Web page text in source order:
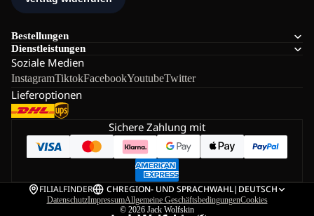
Bestellungen
Dienstleistungen
Soziale Medien
InstagramTiktokFacebookYoutubeTwitter
Lieferoptionen
Sichere Zahlung mit
FILIALFINDER CHREGION- UND SPRACHWAHL| DEUTSCH
DatenschutzImpressumAllgemeine GeschäftsbedingungenCookies
© 2026 Jack Wolfskin